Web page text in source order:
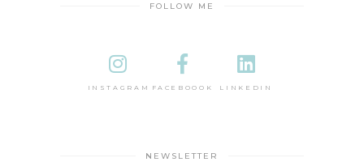
FOLLOW ME
INSTAGRAM FACEBOOOK LINKEDIN
NEWSLETTER